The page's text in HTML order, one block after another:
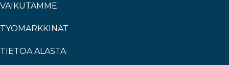
VAIKUTAMME
TYÖMARKKINAT
TIETOA ALASTA